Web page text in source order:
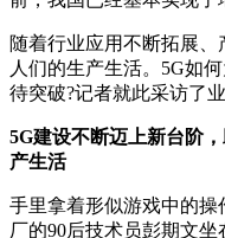
随着行业应用不断拓展
人们的生产生活。5G如
待突破?记者就此采访了业
5G建设不断迈上新台阶
产生活
手里拿着形似游戏中的
厂的90后技术员彭期文